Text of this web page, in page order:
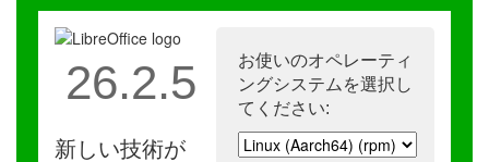
お使いのオペレーティ
ングシステムを選択し
てください:
26.2.5
新しい技術が